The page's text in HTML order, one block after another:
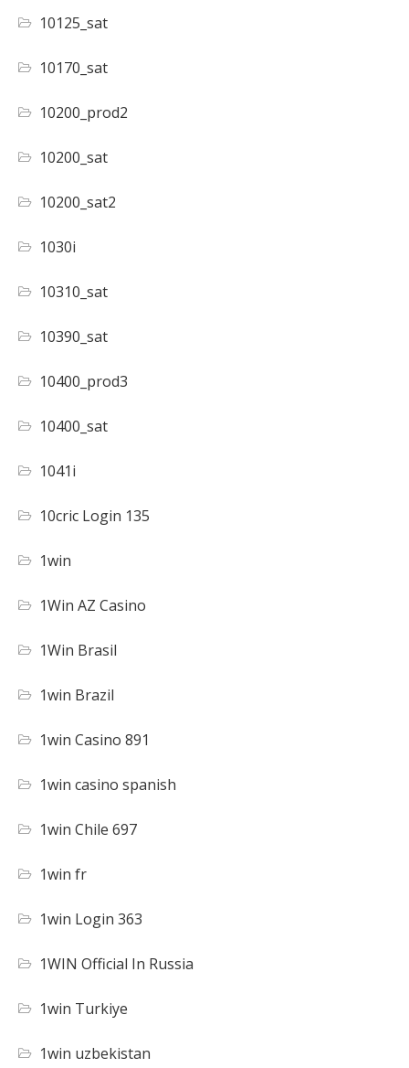
10125_sat
10170_sat
10200_prod2
10200_sat
10200_sat2
1030i
10310_sat
10390_sat
10400_prod3
10400_sat
1041i
10cric Login 135
1win
1Win AZ Casino
1Win Brasil
1win Brazil
1win Casino 891
1win casino spanish
1win Chile 697
1win fr
1win Login 363
1WIN Official In Russia
1win Turkiye
1win uzbekistan